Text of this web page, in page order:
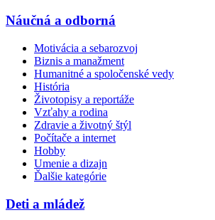
Náučná a odborná
Motivácia a sebarozvoj
Biznis a manažment
Humanitné a spoločenské vedy
História
Životopisy a reportáže
Vzťahy a rodina
Zdravie a životný štýl
Počítače a internet
Hobby
Umenie a dizajn
Ďalšie kategórie
Deti a mládež